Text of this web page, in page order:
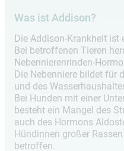
Was ist Addison?
Die Addison-Krankheit ist
Bei betroffenen Tieren
Nebennierenrinden-
Die Nebenniere bildet für
und des
Bei Hunden mit einer
besteht ein Mangel des
auch des Hormons
Hündinnen großer
betroffen.